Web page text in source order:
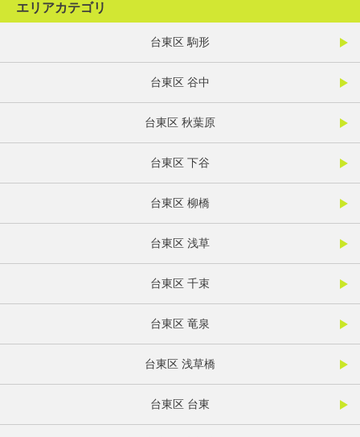
エリアカテゴリ
台東区 駒形
台東区 谷中
台東区 秋葉原
台東区 下谷
台東区 柳橋
台東区 浅草
台東区 千束
台東区 竜泉
台東区 浅草橋
台東区 台東